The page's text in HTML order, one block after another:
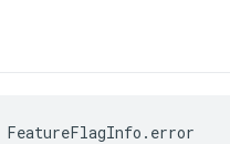
FeatureFlagInfo.error